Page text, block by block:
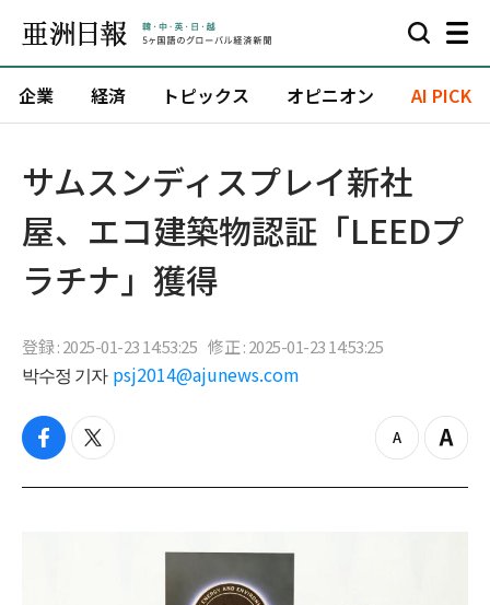
企業 経済 トピックス オピニオン AI PICK
サムスンディスプレイ新社
屋、エコ建築物認証「LEEDプ
ラチナ」獲得
登録 : 2025-01-23 14:53:25 修正 : 2025-01-23 14:53:25
박수정 기자 psj2014@ajunews.com
f
c
t
i
z
o
Z
o